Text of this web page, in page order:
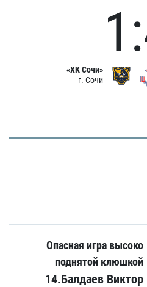
«ХК Сочи»
г. Сочи
Опасная игра высоко
поднятой клюшкой
14.Балдаев Виктор